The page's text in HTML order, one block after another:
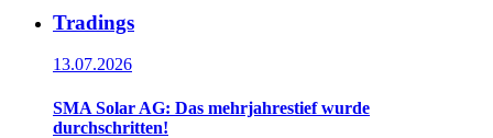
Tradings
13.07.2026
SMA Solar AG: Das mehrjahrestief wurde
durchschritten!